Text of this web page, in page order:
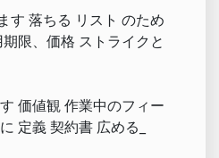
す 落ちる リスト のため
限、価格 ストライクと
価値観 作業中のフィー
定義 契約書 広める_